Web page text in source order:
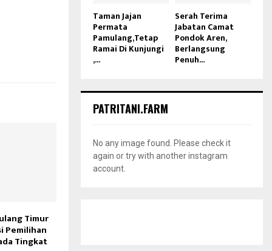
Timur
Pemilihan
Tingkat
Taman Jajan
Permata
Pamulang,Tetap
Ramai Di Kunjungi
,...
Serah Terima
Jabatan Camat
Pondok Aren,
Berlangsung
Penuh...
PATRITANI.FARM
No any image found. Please check it
again or try with another instagram
account.